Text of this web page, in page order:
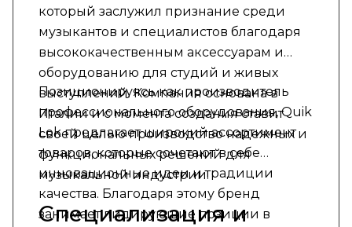
который заслужил признание среди
музыкантов и специалистов благодаря
высококачественным аксессуарам и
оборудованию для студий и живых
выступлений. Компания основана в
Италии и с момента создания ставит
своей целью производство надежных и
функциональных решений для
музыкальной индустрии.
Позиционируясь как производитель
профессионального оборудования, Quik
Lok предлагает широкий ассортимент
товаров, которые сочетают в себе
инновационные идеи и традиции
качества. Благодаря этому бренд
занимает лидирующие позиции в
Специализация и